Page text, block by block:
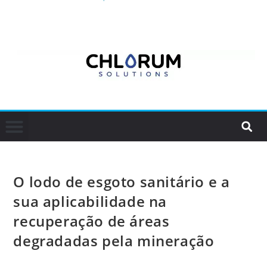
O lodo de esgoto sanitário e a
sua aplicabilidade na
recuperação de áreas
degradadas pela mineração